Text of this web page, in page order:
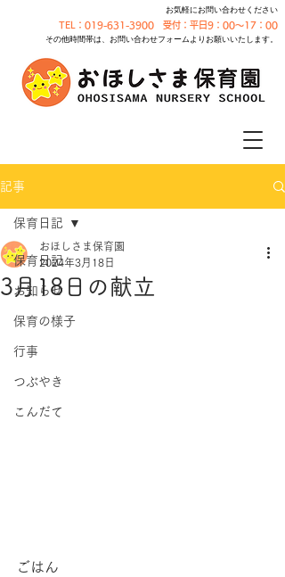
お気軽にお問い合わせください
TEL：019-631-3900 受付：平日9：00～17：00
その他時間帯は、お問い合わせフォームよりお願いいたします。
記事
保育日記
お知らせ
保育の様子
行事
つぶやき
こんだて
保育日記
3月18日の献立
おほしさま保育園
2024年3月18日
ごはん